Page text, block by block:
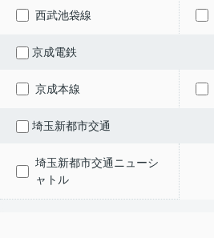
西武池袋線
京成電鉄
京成本線
埼玉新都市交通
埼玉新都市交通ニューシ
ャトル